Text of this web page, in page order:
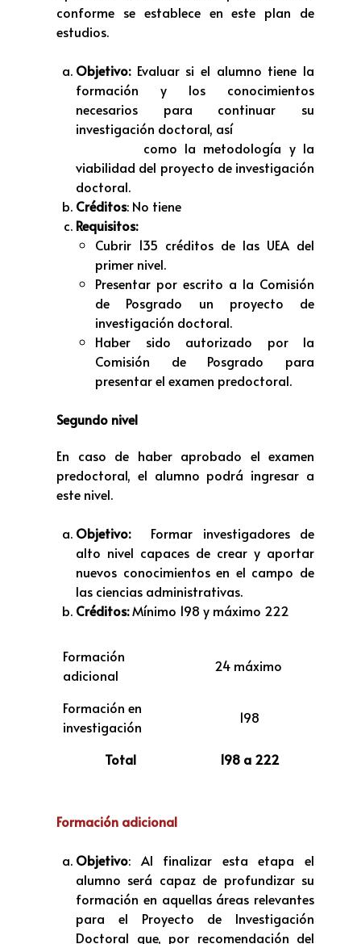
conforme se establece en este plan de
estudios.
Objetivo:Evaluar si el alumno tiene la
formación y los conocimientos
necesarios para continuar su
investigación doctoral, así
como la metodología y la
viabilidad del proyecto de investigación
doctoral.
Créditos: No tiene
Requisitos:
Cubrir 135 créditos de las UEA del
primer nivel.
Presentar por escrito a la Comisión
de Posgrado un proyecto de
investigación doctoral.
Haber sido autorizado por la
Comisión de Posgrado para
presentar el examen predoctoral.
Segundo nivel
En caso de haber aprobado el examen
predoctoral, el alumno podrá ingresar a
este nivel.
Objetivo:Formar investigadores de
alto nivel capaces de crear y aportar
nuevos conocimientos en el campo de
las ciencias administrativas.
Créditos:Mínimo 198 y máximo 222
Formación
adicional
24 máximo
Formación en
investigación
198
Total 198 a 222
Formación adicional
Objetivo: Al finalizar esta etapa el
alumno será capaz de profundizar su
formación en aquellas áreas relevantes
para el Proyecto de Investigación
Doctoral que, por recomendación del